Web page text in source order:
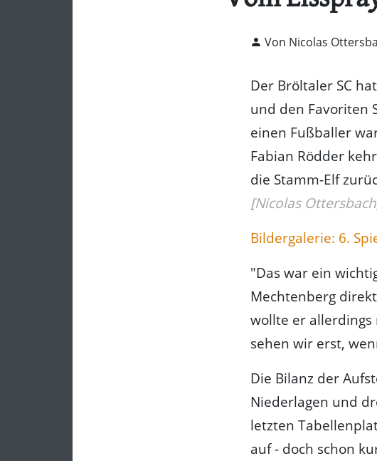
Von Nicolas
Der Bröltaler SC
und den Favoriten
einen Fußballer
Fabian Rödder
die Stamm-Elf
[Nicolas
Bildergalerie: 6.
"Das war ein
Mechtenberg
wollte er allerdings
sehen wir erst,
Die Bilanz der
Niederlagen und
letzten
auf - doch schon